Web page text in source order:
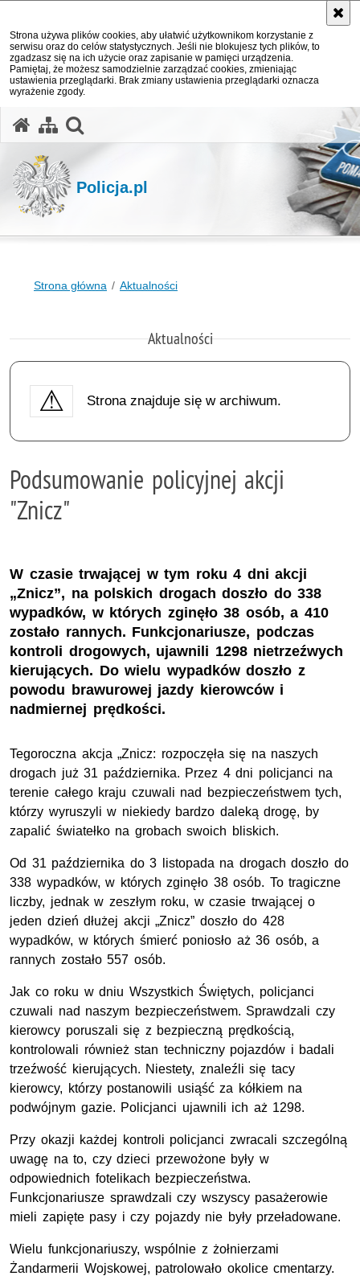
Strona używa plików cookies, aby ułatwić użytkownikom korzystanie z
serwisu oraz do celów statystycznych. Jeśli nie blokujesz tych plików, to
zgadzasz się na ich użycie oraz zapisanie w pamięci urządzenia.
Pamiętaj, że możesz samodzielnie zarządzać cookies, zmieniając
ustawienia przeglądarki. Brak zmiany ustawienia przeglądarki oznacza
wyrażenie zgody.
Policja.pl
Strona główna Aktualności
Aktualności
Strona znajduje się w archiwum.
Podsumowanie policyjnej akcji
"Znicz"
W czasie trwającej w tym roku 4 dni akcji
„Znicz”, na polskich drogach doszło do 338
wypadków, w których zginęło 38 osób, a 410
zostało rannych. Funkcjonariusze, podczas
kontroli drogowych, ujawnili 1298 nietrzeźwych
kierujących. Do wielu wypadków doszło z
powodu brawurowej jazdy kierowców i
nadmiernej prędkości.
Tegoroczna akcja „Znicz: rozpoczęła się na naszych
drogach już 31 października. Przez 4 dni policjanci na
terenie całego kraju czuwali nad bezpieczeństwem tych,
którzy wyruszyli w niekiedy bardzo daleką drogę, by
zapalić światełko na grobach swoich bliskich.
Od 31 października do 3 listopada na drogach doszło do
338 wypadków, w których zginęło 38 osób. To tragiczne
liczby, jednak w zeszłym roku, w czasie trwającej o
jeden dzień dłużej akcji „Znicz” doszło do 428
wypadków, w których śmierć poniosło aż 36 osób, a
rannych zostało 557 osób.
Jak co roku w dniu Wszystkich Świętych, policjanci
czuwali nad naszym bezpieczeństwem. Sprawdzali czy
kierowcy poruszali się z bezpieczną prędkością,
kontrolowali również stan techniczny pojazdów i badali
trzeźwość kierujących. Niestety, znaleźli się tacy
kierowcy, którzy postanowili usiąść za kółkiem na
podwójnym gazie. Policjanci ujawnili ich aż 1298.
Przy okazji każdej kontroli policjanci zwracali szczególną
uwagę na to, czy dzieci przewożone były w
odpowiednich fotelikach bezpieczeństwa.
Funkcjonariusze sprawdzali czy wszyscy pasażerowie
mieli zapięte pasy i czy pojazdy nie były przeładowane.
Wielu funkcjonariuszy, wspólnie z żołnierzami
Żandarmerii Wojskowej, patrolowało okolice cmentarzy.